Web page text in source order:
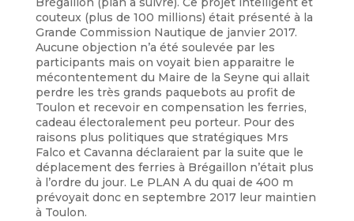
couteux (plus de 100 millions) était présenté à la
Grande Commission Nautique de janvier 2017.
Aucune objection n’a été soulevée par les
participants mais on voyait bien apparaitre le
mécontentement du Maire de la Seyne qui allait
perdre les très grands paquebots au profit de
Toulon et recevoir en compensation les ferries,
cadeau électoralement peu porteur. Pour des
raisons plus politiques que stratégiques Mrs
Falco et Cavanna déclaraient par la suite que le
déplacement des ferries à Brégaillon n’était plus
à l’ordre du jour. Le PLAN A du quai de 400 m
prévoyait donc en septembre 2017 leur maintien
à Toulon.